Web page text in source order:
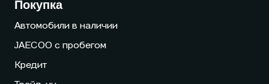
Покупка
Автомобили в наличии
JAECOO с пробегом
Кредит